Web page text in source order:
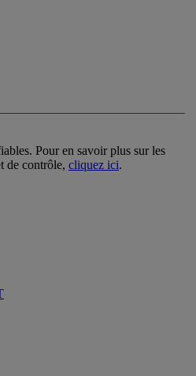
Pour en savoir plus sur les
de contrôle, cliquez ici.